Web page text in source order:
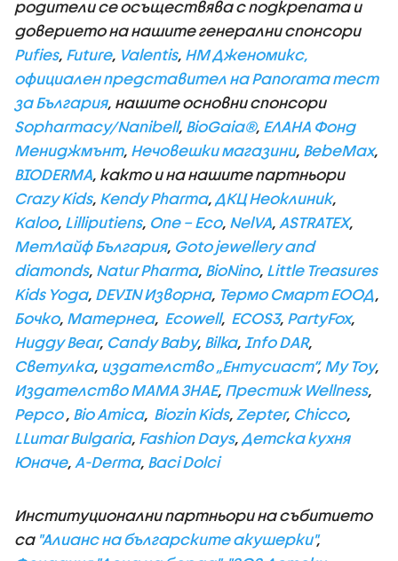
родители се осъществява с подкрепата и
доверието на нашите генерални спонсори
Pufies, Future, Valentis, НМ Дженомикс,
официален представител на Panorama тест
за България, нашите основни спонсори
Sopharmacy/Nanibell, BioGaia®, ЕЛАНА Фонд
Мениджмънт, Нечовешки магазини, BebeMax,
BIODERMA, както и на нашите партньори
Crazy Kids, Кendy Pharma, ДКЦ Неоклиник,
Kaloo, Lilliputiens, One – Eco, NelVA, ASTRATEX,
МетЛайф България, Goto jewellery and
diamonds, Natur Pharma, BioNino, Little Treasures
Kids Yoga, DEVIN Изворна, Термо Смарт ЕООД,
Бочко, Матернеа, Ecowell, ECOS3, PartyFox,
Huggy Bear, Candy Baby, Bilka, Info DAR,
Светулка, издателство „Ентусиаст“, My Toy,
Издателство МАМА ЗНАЕ, Престиж Wellness,
Pepco, Bio Amica, Biozin Kids, Zepter, Chicco,
LLumar Bulgaria, Fashion Days, Детска кухня
Юначе, A-Derma, Baci Dolci
Институционални партньори на събитието
са "Алианс на българските акушерки",